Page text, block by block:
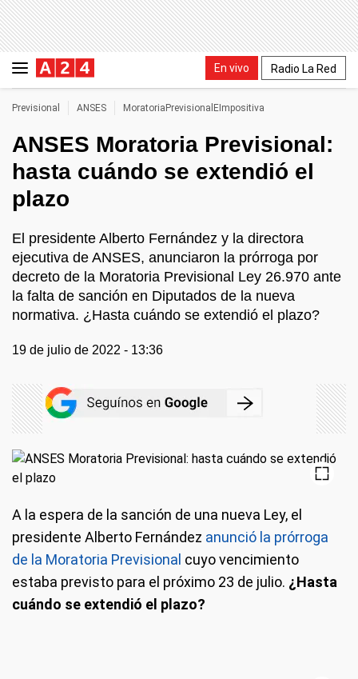
En vivo Radio La Red
Previsional ANSES MoratoriaPrevisionalEImpositiva
ANSES Moratoria Previsional:
hasta cuándo se extendió el
plazo
El presidente Alberto Fernández y la directora
ejecutiva de ANSES, anunciaron la prórroga por
decreto de la Moratoria Previsional Ley 26.970 ante
la falta de sanción en Diputados de la nueva
normativa. ¿Hasta cuándo se extendió el plazo?
19 de julio de 2022 - 13:36
A la espera de la sanción de una nueva Ley, el
presidente Alberto Fernández anunció la prórroga
de la Moratoria Previsional cuyo vencimiento
estaba previsto para el próximo 23 de julio. ¿Hasta
cuándo se extendió el plazo?